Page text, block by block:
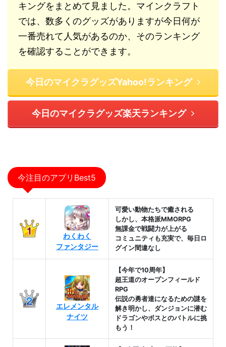
キングをまとめて見ました。マインクラフト
では、数多くのグッズがありますが今日何が
一番売れて人気があるのか、そのランキング
を確認することができます。
今日のマイクラグッズYahoo!ランキング
今日のマイクラグッズ楽天ランキング
今注目のアプリBest5